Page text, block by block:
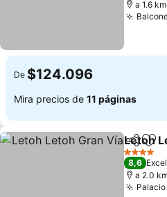
a 1.6
De $124.096
Mira precios de 11 páginas
Letoh
4 Estrellas
8,6
a 2.0